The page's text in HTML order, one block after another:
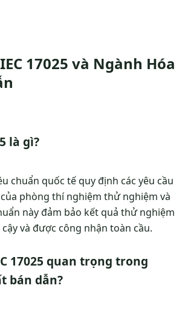
17025 và Ngành Hóa
là gì?
chuẩn quốc tế quy định các yêu cầu
phòng thí nghiệm thử nghiệm và
này đảm bảo kết quả thử nghiệm
và được công nhận toàn cầu.
17025 quan trọng trong
bán dẫn?